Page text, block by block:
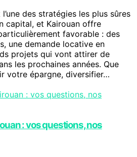
des stratégies les plus sûres
capital, et Kairouan offre
favorable : des
une demande locative en
projets qui vont attirer de
les prochaines années. Que
votre épargne, diversifier…
: vos questions, nos